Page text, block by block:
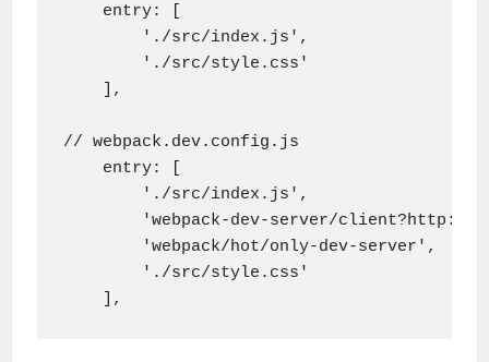
    entry: [
        './src/index.js',
        './src/style.css'
    ],
// webpack.dev.config.js
    entry: [
        './src/index.js',
'webpack-dev-server/client?http://
        'webpack/hot/only-dev-server',
        './src/style.css'
    ],